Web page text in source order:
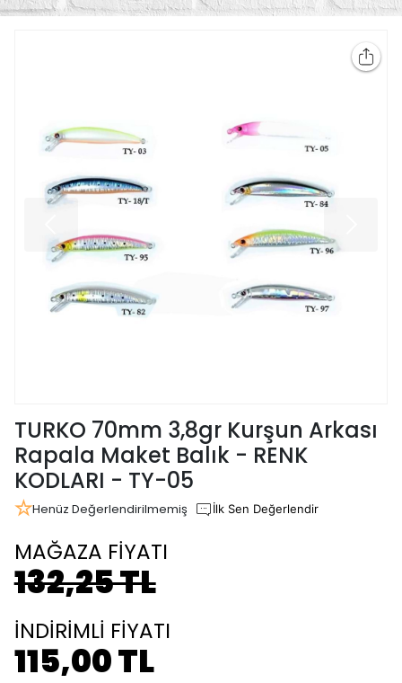
TURKO 70mm 3,8gr Kurşun Arkası
Rapala Maket Balık - RENK
KODLARI - TY-05
Henüz Değerlendirilmemiş İlk Sen Değerlendir
MAĞAZA FİYATI
132,25 TL
İNDİRİMLİ FİYATI
115,00 TL